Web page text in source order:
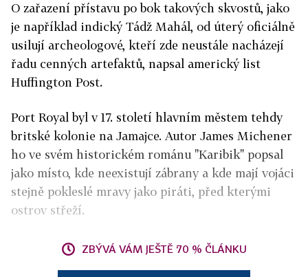
O zařazení přístavu po bok takových skvostů, jako
je například indický Tádž Mahál, od úterý oficiálně
usilují archeologové, kteří zde neustále nacházejí
řadu cenných artefaktů, napsal americký list
Huffington Post.
Port Royal byl v 17. století hlavním městem tehdy
britské kolonie na Jamajce. Autor James Michener
ho ve svém historickém románu "Karibik" popsal
jako místo, kde neexistují zábrany a kde mají vojáci
stejně pokleslé mravy jako piráti, před kterými
ostrov střeží.
ZBÝVÁ VÁM JEŠTĚ 70 % ČLÁNKU